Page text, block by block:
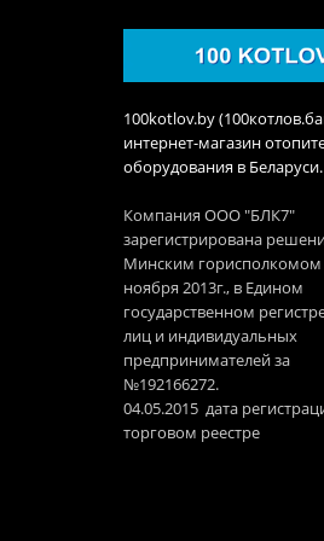
100kotlov.by
интернет-магазин
оборудования в Беларуси.
Компания ООО "БЛК7"
зарегистрирована
Минским горисполкомом
ноября 2013г., в Едином
государственном
лиц и индивидуальных
предпринимателей за
№192166272.
04.05.2015 дата
торговом реестре